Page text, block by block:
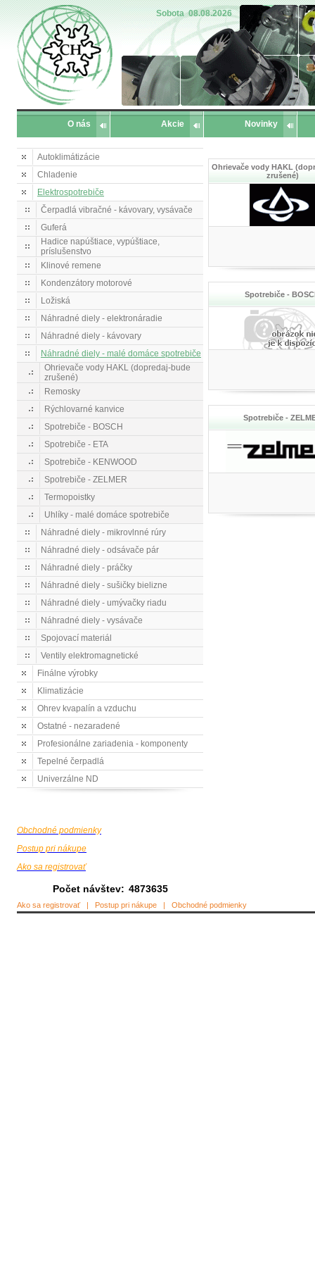
Sobota 08.08.2026
O nás Akcie Novinky
Autoklimátizácie
Chladenie
Elektrospotrebiče
Čerpadlá vibračné - kávovary, vysávače
Guferá
Hadice napúštiace, vypúštiace,
príslušenstvo
Klinové remene
Kondenzátory motorové
Ložiská
Náhradné diely - elektronáradie
Náhradné diely - kávovary
Náhradné diely - malé domáce spotrebiče
Ohrievače vody HAKL (dopredaj-bude
zrušené)
Remosky
Rýchlovarné kanvice
Spotrebiče - BOSCH
Spotrebiče - ETA
Spotrebiče - KENWOOD
Spotrebiče - ZELMER
Termopoistky
Uhlíky - malé domáce spotrebiče
Náhradné diely - mikrovlnné rúry
Náhradné diely - odsávače pár
Náhradné diely - práčky
Náhradné diely - sušičky bielizne
Náhradné diely - umývačky riadu
Náhradné diely - vysávače
Spojovací materiál
Ventily elektromagnetické
Finálne výrobky
Klimatizácie
Ohrev kvapalín a vzduchu
Ostatné - nezaradené
Profesionálne zariadenia - komponenty
Tepelné čerpadlá
Univerzálne ND
Obchodné podmienky
Postup pri nákupe
Ako sa registrovať
Počet návštev: 4873635
Ohrievače vody HAKL
zrušené)
Spotrebiče -
Spotrebiče -
Ako sa registrovať| Postup pri nákupe | Obchodné podmienky